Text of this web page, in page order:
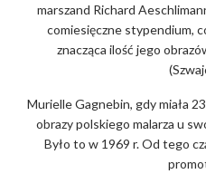
marszand Richard
comiesięczne stypendium,
znacząca ilość jego
Murielle Gagnebin, gdy miała
obrazy polskiego malarza u
Było to w 1969 r. Od tego